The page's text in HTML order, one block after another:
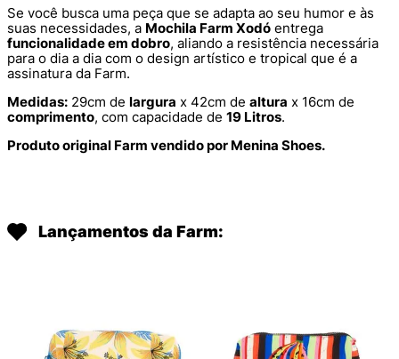
Se você busca uma peça que se adapta ao seu humor e às
suas necessidades, a Mochila Farm Xodó entrega
funcionalidade em dobro, aliando a resistência necessária
para o dia a dia com o design artístico e tropical que é a
assinatura da Farm.
Medidas: 29cm de largura x 42cm de altura x 16cm de
comprimento, com capacidade de 19 Litros.
Produto original Farm vendido por Menina Shoes.
Lançamentos da Farm: